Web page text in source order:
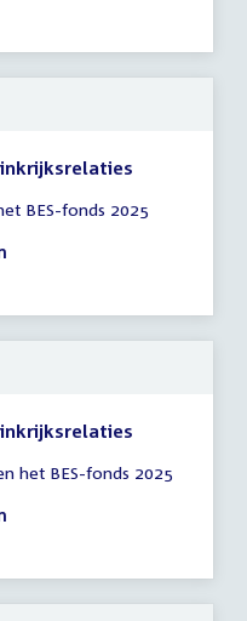
BES-fonds 2025
het BES-fonds 2025